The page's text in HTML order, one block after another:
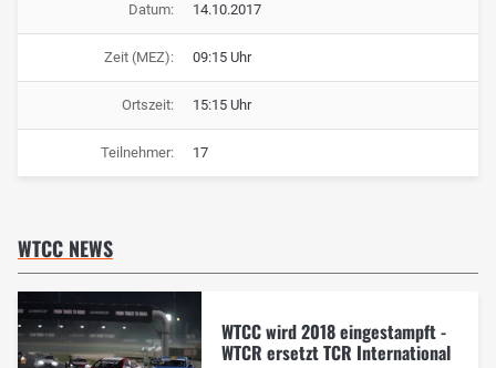
Datum: 14.10.2017
Zeit (MEZ): 09:15 Uhr
Ortszeit: 15:15 Uhr
Teilnehmer: 17
WTCC NEWS
WTCC wird 2018 eingestampft -
WTCR ersetzt TCR International